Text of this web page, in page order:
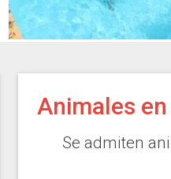
Animales
Se admiten